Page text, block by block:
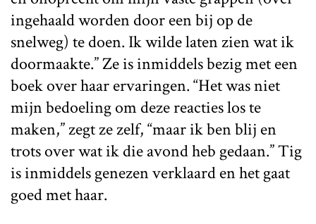
ingehaald worden door een bij op de
snelweg) te doen. Ik wilde laten zien wat ik
doormaakte.” Ze is inmiddels bezig met een
boek over haar ervaringen. “Het was niet
mijn bedoeling om deze reacties los te
maken,” zegt ze zelf, “maar ik ben blij en
trots over wat ik die avond heb gedaan.” Tig
is inmiddels genezen verklaard en het gaat
goed met haar.